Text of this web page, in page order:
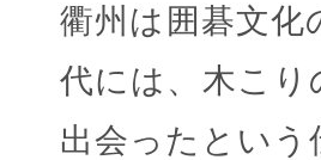
衢州は囲碁文化
代には、木こり
出会ったという